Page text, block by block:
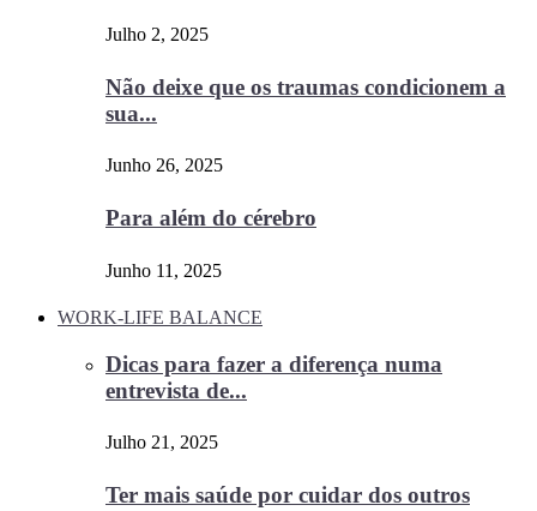
Julho 2, 2025
Não deixe que os traumas condicionem a
sua...
Junho 26, 2025
Para além do cérebro
Junho 11, 2025
WORK-LIFE BALANCE
Dicas para fazer a diferença numa
entrevista de...
Julho 21, 2025
Ter mais saúde por cuidar dos outros